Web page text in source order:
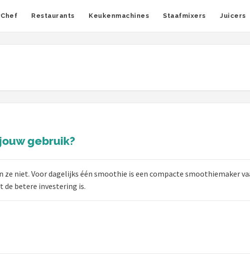
Restaurants Keukenmachines Staafmixers Juicers
gebruik?
niet. Voor dagelijks één smoothie is een compacte smoothiemaker
de betere investering is.